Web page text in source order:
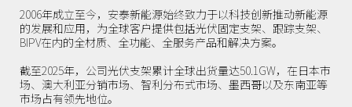
2006年成立至今，安泰新能源始终致力于以科技创新推动新能源
的发展和应用，为全球客户提供包括光伏固定支架、跟踪支架、
BIPV在内的全材质、全功能、全服务产品和解决方案。
截至2025年，公司光伏支架累计全球出货量达50.1GW，在日本市
场、澳大利亚分销市场、智利分布式市场、墨西哥以及东南亚等
市场占有领先地位。